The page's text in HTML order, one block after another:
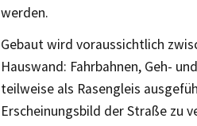
werden.
Gebaut wird voraussichtlich
Hauswand: Fahrbahnen, Geh-
teilweise als Rasengleis
Erscheinungsbild der Straße zu